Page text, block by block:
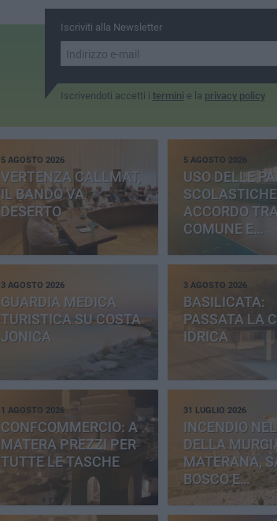
Iscriviti alla Newsletter
Iscrivendoti accetti i termini e la privacy policy
5 AGOSTO 2026
VERTENZA CALLMAT,
IL BANDO VA
DESERTO
5 AGOSTO 2026
USO DELLE
ACCORDO
COMUNE E
PROVINCIA
3 AGOSTO 2026
GUARDIA MEDICA
TURISTICA SU COSTA
JONICA
3 AGOSTO 2026
BASILICATA:
PASSATA LA
IDRICA
1 AGOSTO 2026
CONFCOMMERCIO: A
MATERA PREZZI PER
TUTTE LE TASCHE
31 LUGLIO 2026
INCENDIO
DELLA
MATERANA,
BOSCO E
CEMENTERIA